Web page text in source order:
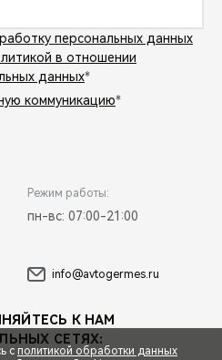
персональных данных
в отношении
данных*
коммуникацию*
Режим работы:
пн-вс: 07:00-21:00
info@avtogermes.ru
К НАМ
СЕТЯХ:
с политикой обработки данных